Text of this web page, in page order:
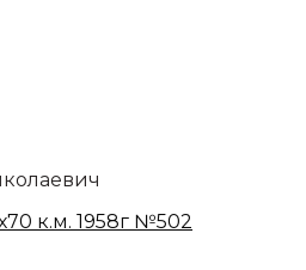
к.м. 1958г №502